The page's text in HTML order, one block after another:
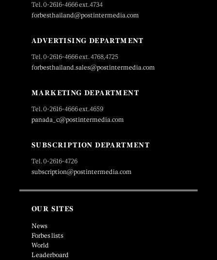
Tel. 0-2616-4666 ext.4734
forbesthailand@postintermedia.com
ADVERTISING DEPARTMENT
Tel. 0-2616-4666 ext. 4768,4725
forbesthailand.sales@postintermedia.com
MARKETING DEPARTMENT
Tel. 0-2616-4666 ext.4659
panada_c@postintermedia.com
SUBSCRIPTION DEPARTMENT
Tel. 0-2616-4726
subscription@postintermedia.com
OUR SITES
News
Forbes lists
World
Leaderboard